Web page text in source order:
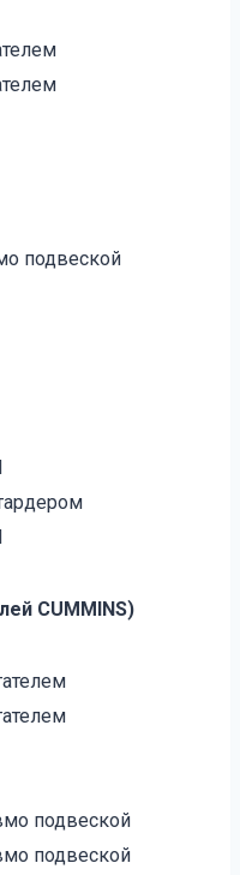
подвеской
CUMMINS)
подвеской
подвеской